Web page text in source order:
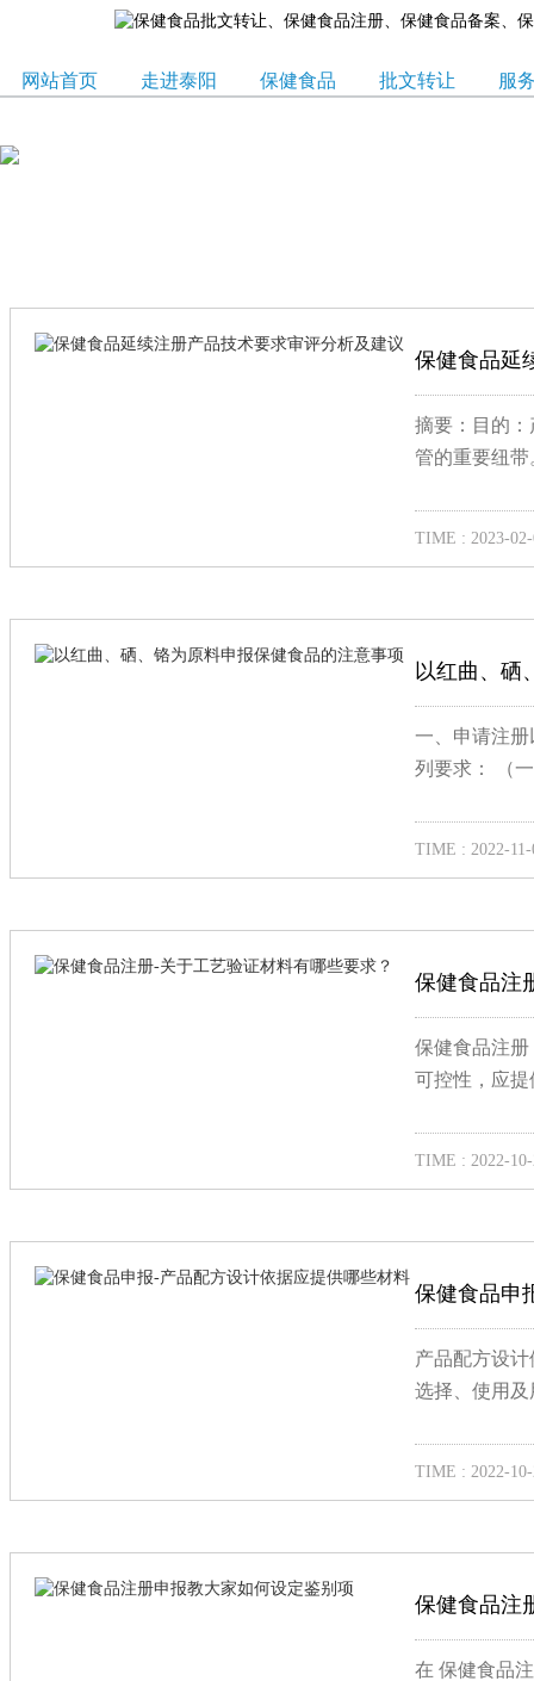
网站首页 走进泰阳 保健食品 批文转让 服
保健食品延
摘要：目的
管的重要纽
TIME : 2023-02-
以红曲、硒
一、申请注
列要求： （
TIME : 2022-11-
保健食品注
保健食品注
可控性，应
TIME : 2022-
保健食品申
产品配方设
选择、使用
TIME : 2022-
保健食品注
在 保健食品